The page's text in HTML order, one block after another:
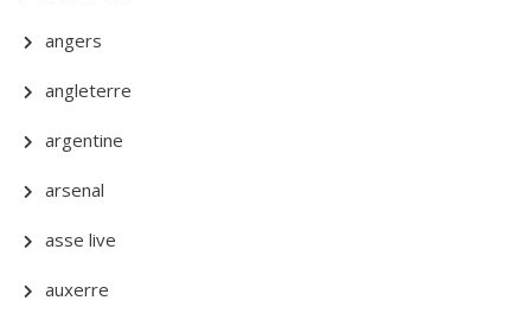
angers
angleterre
argentine
arsenal
asse live
auxerre